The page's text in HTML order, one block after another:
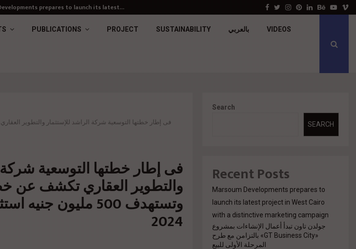
prepares to launch its latest… جولدن تاون تبدأ أعمال الإنشاءات بمشروع «GT… Facebook
Twitter
Instagram
Pinterest
LinkedinBehance
PUBLICATIONS PROJECT SUSTAINABILITY بالعربي VIDEOS
فى إطار خطتها التوسعية شركة
والتطوير العقاري تكشف عن
وتستهدف 500 مليون
2024
Search
SEARCH
Recent Posts
Marsoum Developments prepares to
launch its latest project in West Cairo
with a distinctive marketing campaign
جولدن تاون تبدأ أعمال الإنشاءات بمشروع
«GT Business City» بالتزامن مع طرح
المرحلة الأولى للبيع